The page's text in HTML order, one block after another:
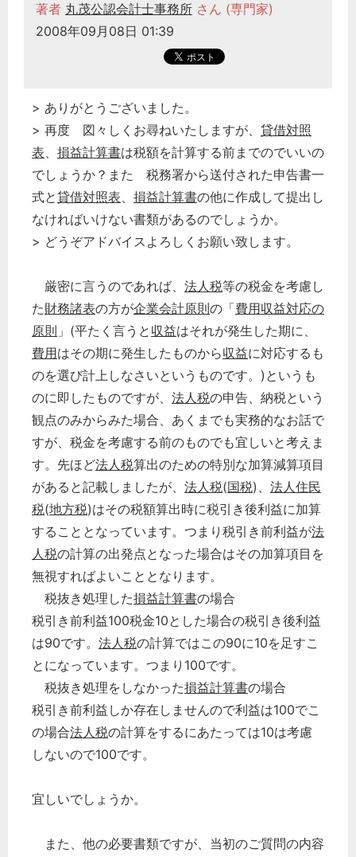
著者 丸茂公認会計士事務所 さん (専門家)
2008年09月08日 01:39
> ありがとうございました。
> 再度 図々しくお尋ねいたしますが、 貸借対照
表、 損益計算書は税額を計算する前までのでいいの
でしょうか？また 税務署から送付された申告書一
式と貸借対照表、 損益計算書の他に作成して提出し
なければいけない書類があるのでしょうか。
> どうぞアドバイスよろしくお願い致します。
厳密に言うのであれば、 法人税等の税金を考慮し
た財務諸表の方が企業会計原則の「費用収益対応の
原則 」(平たく言うと 収益はそれが発生した期に、
費用はその期に発生したものから収益に対応するも
のを選び計上しなさいというものです。)というも
のに即したものですが、 法人税の申告、納税という
観点のみからみた場合、あくまでも実務的なお話で
すが、税金を考慮する前のものでも宜しいと考えま
す。先ほど法人税算出のための特別な加算減算項目
があると記載しましたが、 法人税(国税)、 法人住民
税(地方税)はその税額算出時に税引き後利益に加算
することとなっています。つまり税引き前利益が法
人税の計算の出発点となった場合はその加算項目を
無視すればよいこととなります。
税抜き処理した損益計算書の場合
税引き前利益100税金10とした場合の税引き後利益
は90です。 法人税の計算ではこの90に10を足すこ
とになっています。つまり100です。
税抜き処理をしなかった損益計算書の場合
税引き前利益しか存在しませんので利益は100でこ
の場合法人税の計算をするにあたっては10は考慮
しないので100です。
宜しいでしょうか。
また、他の必要書類ですが、当初のご質問の内容
どのカテゴリーに投稿しますか？
選択してください
労務管理
税務経理
企業法務
経営の知恵
総務の給湯室
秘書のノウハウ
次へ